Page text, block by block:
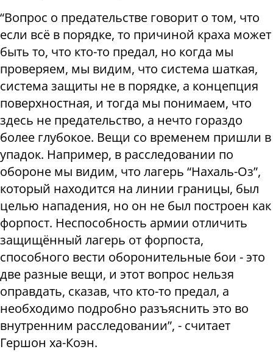
“Вопрос о предательстве говорит о том, что
если всё в порядке, то причиной краха может
быть то, что кто-то предал, но когда мы
проверяем, мы видим, что система шаткая,
система защиты не в порядке, а концепция
поверхностная, и тогда мы понимаем, что
здесь не предательство, а нечто гораздо
более глубокое. Вещи со временем пришли в
упадок. Например, в расследовании по
обороне мы видим, что лагерь “Нахаль-Оз”,
который находится на линии границы, был
целью нападения, но он не был построен как
форпост. Неспособность армии отличить
защищённый лагерь от форпоста,
способного вести оборонительные бои - это
две разные вещи, и этот вопрос нельзя
оправдать, сказав, что кто-то предал, а
необходимо подробно разъяснить это во
внутренним расследовании”, - считает
Гершон ха-Коэн.